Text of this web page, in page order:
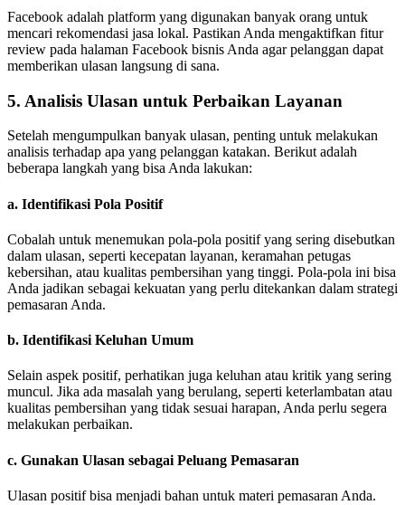
Facebook adalah platform yang digunakan banyak orang untuk
mencari rekomendasi jasa lokal. Pastikan Anda mengaktifkan fitur
review pada halaman Facebook bisnis Anda agar pelanggan dapat
memberikan ulasan langsung di sana.
5. Analisis Ulasan untuk Perbaikan Layanan
Setelah mengumpulkan banyak ulasan, penting untuk melakukan
analisis terhadap apa yang pelanggan katakan. Berikut adalah
beberapa langkah yang bisa Anda lakukan:
a. Identifikasi Pola Positif
Cobalah untuk menemukan pola-pola positif yang sering disebutkan
dalam ulasan, seperti kecepatan layanan, keramahan petugas
kebersihan, atau kualitas pembersihan yang tinggi. Pola-pola ini bisa
Anda jadikan sebagai kekuatan yang perlu ditekankan dalam strategi
pemasaran Anda.
b. Identifikasi Keluhan Umum
Selain aspek positif, perhatikan juga keluhan atau kritik yang sering
muncul. Jika ada masalah yang berulang, seperti keterlambatan atau
kualitas pembersihan yang tidak sesuai harapan, Anda perlu segera
melakukan perbaikan.
c. Gunakan Ulasan sebagai Peluang Pemasaran
Ulasan positif bisa menjadi bahan untuk materi pemasaran Anda.